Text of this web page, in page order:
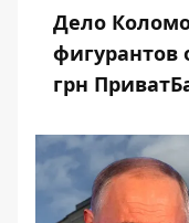
Дело
фигурантов
грн